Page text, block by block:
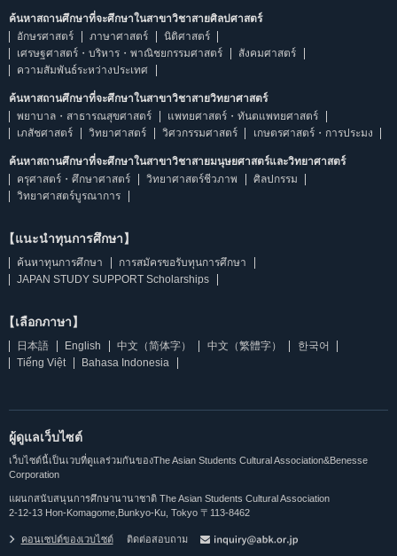
ค้นหาสถานศึกษาที่จะศึกษาในสาขาวิชาสายศิลปศาสตร์
อักษรศาสตร์
ภาษาศาสตร์
นิติศาสตร์
เศรษฐศาสตร์・บริหาร・พาณิชยกรรมศาสตร์
สังคมศาสตร์
ความสัมพันธ์ระหว่างประเทศ
ค้นหาสถานศึกษาที่จะศึกษาในสาขาวิชาสายวิทยาศาสตร์
พยาบาล・สาธารณสุขศาสตร์
แพทยศาสตร์・ทันตแพทยศาสตร์
เภสัชศาสตร์
วิทยาศาสตร์ วิศวกรรมศาสตร์ เกษตรศาสตร์・การประมง
ค้นหาสถานศึกษาที่จะศึกษาในสาขาวิชาสายมนุษยศาสตร์และวิทยาศาสตร์
ครุศาสตร์・ศึกษาศาสตร์
วิทยาศาสตร์ชีวภาพ
ศิลปกรรม
วิทยาศาสตร์บูรณาการ
【แนะนำทุนการศึกษา】
ค้นหาทุนการศึกษา
การสมัครขอรับทุนการศึกษา
JAPAN STUDY SUPPORT Scholarships
【เลือกภาษา】
日本語 English 中文（简体字） 中文（繁體字）
한국어
Tiếng Việt
Bahasa Indonesia
ผู้ดูแลเว็บไซต์
เว็บไซต์นี้เป็นเวบที่ดูแลร่วมกันของThe Asian Students Cultural Association&Benesse
Corporation
แผนกสนับสนุนการศึกษานานาชาติ The Asian Students Cultural Association
2-12-13 Hon-Komagome,Bunkyo-Ku, Tokyo 〒113-8462
คอนเซปต์ของเวบไซต์ ติดต่อสอบถาม